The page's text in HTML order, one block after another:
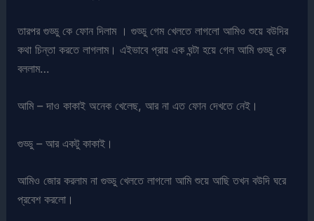
তারপর গুড্ডু কে ফোন দিলাম । গুড্ডু গেম খেলতে লাগলো আমিও শুয়ে বউদির
কথা চিন্তা করতে লাগলাম। এইভাবে প্রায় এক ঘন্টা হয়ে গেল আমি গুড্ডু কে
বললাম…
আমি – দাও কাকাই অনেক খেলেছ, আর না এত ফোন দেখতে নেই।
গুড্ডু – আর একটু কাকাই।
আমিও জোর করলাম না গুড্ডু খেলতে লাগলো আমি শুয়ে আছি তখন বউদি ঘরে
প্রবেশ করলো।